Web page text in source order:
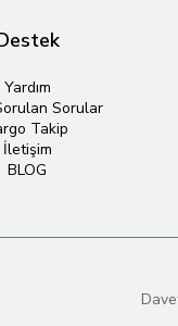
Yardım
Sorular
Takip
İletişim
BLOG